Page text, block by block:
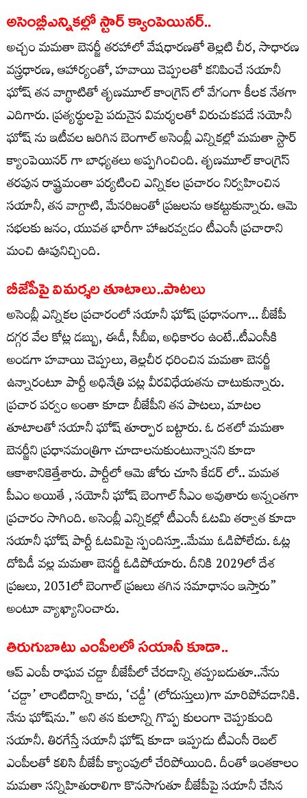
అసెంబ్లీఎన్నికల్లో స్టార్ క్యాంపెయినర్..
అచ్చం మమతా బెనర్జీ తరహాలో వేషధారణతో తెల్లటి చీర, సాధారణ
వస్త్రధారణ, ఆహార్యంతో, హవాయి చెప్పులతో కనిపించే సయానీ
ఘోష్ తన వాగ్థాటితో తృణమూల్ కాంగ్రెస్ లో వేగంగా కీలక నేతగా
ఎదిగారు. ప్రత్యర్థులపై పదునైన విమర్శలతో విరుచుకపడే సయోనీ
ఘోష్ ను ఇటీవల జరిగిన బెంగాల్ అసెంబ్లీ ఎన్నికల్లో మమతా స్టార్
క్యాంపెయినర్ గా బాధ్యతలు అప్పగించింది. తృణమూల్ కాంగ్రెస్
త‌ర‌పున రాష్ట్ర‌మంతా ప‌ర్య‌టించి ఎన్నికల ప్ర‌చారం నిర్వ‌హించిన
సయానీ, త‌న వాగ్దాటి, మేన‌రిజంతో ప్ర‌జ‌ల‌ను ఆక‌ట్టుకున్నారు. ఆమె
సభలకు జనం, యువత భారీగా హాజరవ్వడం టీఎంసీ ప్రచారాని
మంచి ఊపునిచ్చింది.
బీజేపీపై విమర్శల తూటాలు..పాటలు
అసెంబ్లీ ఎన్నికల ప్రచారంలో సయానీ ఘోష్ ప్రధానంగా… బీజేపీ
ద‌గ్గ‌ర వేల కోట్ల డ‌బ్బు, ఈడీ, సీబీఐ, అధికారం ఉంటే..టీఎంసీకి
అండగా హ‌వాయి చెప్పులు, తెల్ల‌చీర ధ‌రించిన మ‌మ‌తా బెన‌ర్జీ
ఉన్నార‌ంటూ పార్టీ అధినేత్రి పట్ల వీరవిధేయతను చాటుకున్నారు.
ప్రచార పర్వం అంతా కూడా బీజేపీని తన పాటలు, మాటల
తూటాలతో సయానీ ఘోష్ తూర్పార బట్టారు. ఓ దశలో మ‌మతా
బెన‌ర్జీని ప్ర‌ధాన‌మంత్రిగా చూడాల‌నుకుంటున్నానని కూడా
ఆకాశానికెత్తేశారు. పార్టీలో ఆమె జోరు చూసి కేడర్ లో.. మ‌మత
పీఎం అయితే , సయోనీ ఘోష్ బెంగాల్ సీఎం అవుతారు అన్నంత‌గా
ప్ర‌చారం సాగింది. అసెంబ్లీ ఎన్నికల్లో టీఎంసీ ఓటమి తర్వాత కూడా
సయానీ ఘోష్ పార్టీ ఓటమిపై స్పందిస్తూ..మేము ఓడిపోలేదు. ఓట్ల
దోపిడీ వల్ల మమతా బెనర్జీ ఓడిపోయారు. దీనికి 2029లో దేశ
ప్రజలు, 2031లో బెంగాల్ ప్రజలు తగిన సమాధానం ఇస్తారు”
అంటూ వ్యాఖ్యానించారు.
తిరుగుబాటు ఎంపీలలో సయానీ కూడా..
ఆప్ ఎంపీ రాఘవ చడ్డా బీజేపీలో చేరడాన్ని తప్పుబడుతూ..నేను
‘చడ్డా’ లాంటిదాన్ని కాదు, ‘చడ్డీ’ (లోదుస్తులు)గా మారిపోవడానికి.
నేను ఘోష్‌ను.” అని తన కులాన్ని గొప్ప కులంగా చెప్పుకుంది
సయానీ. తిరగేస్తే సయానీ ఘోష్ కూడా ఇప్పుడు టీఎంసీ రెబల్
ఎంపీలతో కలిసి బీజేపీ క్యాంపులో చేరిపోయింది. దీంతో ఇంతకాలం
మమతా సన్నిహితురాలిగా కొనసాగుతూ బీజేపీపై సయానీ చేసిన